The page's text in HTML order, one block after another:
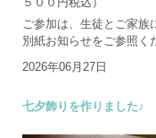
ご参加は、生徒とご家族
別紙お知らせをご参照く
2026年06月27日
七夕飾りを作りました♪